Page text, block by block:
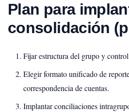
Plan para
consolidación
Fijar estructura del grupo y
Elegir formato unificado de
correspondencia de cuentas.
Implantar conciliaciones